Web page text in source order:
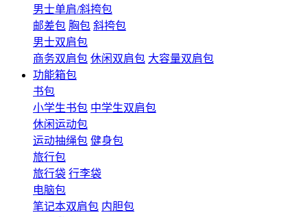
男士单肩/斜挎包
邮差包 胸包 斜挎包
男士双肩包
商务双肩包 休闲双肩包 大容量双肩包
功能箱包
书包
小学生书包 中学生双肩包
休闲运动包
运动抽绳包 健身包
旅行包
旅行袋 行李袋
电脑包
笔记本双肩包 内胆包